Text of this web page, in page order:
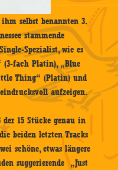
selbst benannten 3.
stammende
Spezialist, wie es
(3-fach Platin), „Blue
Thing“ (Platin) und
aufzeigen.
15 Stücke genau in
beiden letzten Tracks
schöne, etwas längere
suggerierende „Just